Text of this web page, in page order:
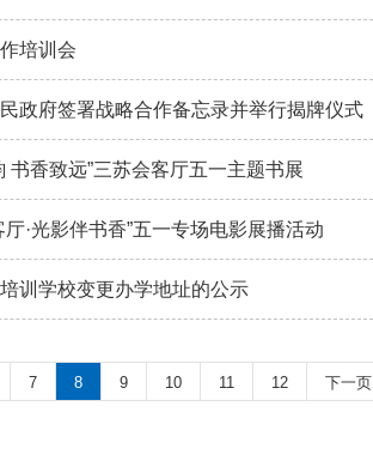
培训会
政府签署战略合作备忘录并举行揭牌仪式
书香致远”三苏会客厅五一主题书展
·光影伴书香”五一专场电影展播活动
训学校变更办学地址的公示
7 8 9 10 11 12 下一页